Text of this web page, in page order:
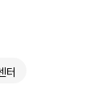
터